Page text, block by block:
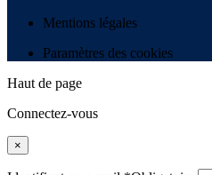
Mentions légales
Paramètres des cookies
Haut de page
Connectez-vous
×